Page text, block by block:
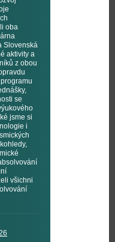
oba
Slovenská
aktivity a
z obou
se
jsme si
i
všichni